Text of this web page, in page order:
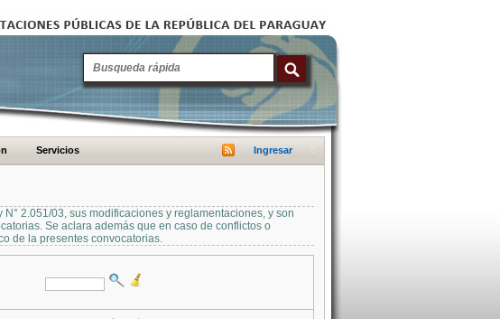
Servicios Ingresar
2.051/03, sus modificaciones y reglamentaciones, y son
Se aclara además que en caso de conflictos o
de la presentes convocatorias.